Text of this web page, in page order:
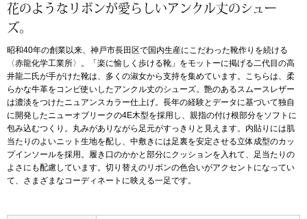
アクセサリー
ン雑貨
その他
シューズ
スリップオン
花のようなリボンが愛らしいアンクル丈のシュー
ズ。
昭和40年の創業以来、神戸市長田区で国内生産にこだわった靴作りを続ける
〈赤龍化学工業所〉。「楽に愉しく歩ける靴」をモットーに掲げる二代目の高
井龍二氏が手がけた靴は、多くの淑女から支持を集めています。こちらは、柔
らかな牛革をコンビ使いしたアンクル丈のシューズ。艶のあるスムースレザー
は濃淡をつけたニュアンスカラー仕上げ。長年の経験とデータに基づいて独自
に開発したニューオブリークの4E木型を採用し、親指の付け根部分をソフトに
包み込むつくり。丸みがありながら足元がすっきりと見えます。内貼りには肌
当たりのよいニット生地を配し、中敷きには足裏を安定させる立体成型のカッ
プインソールを採用。履き口のかかと部分にクッションを入れて、足当たりの
よさにも配慮しています。切り替えのリボンの色合いがアクセントになってい
て、さまざまなコーディネートに映える一足です。